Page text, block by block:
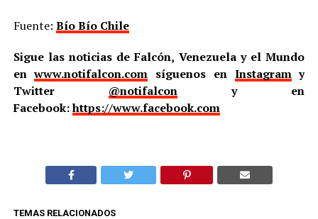
Fuente: Bío Bío Chile
Sigue las noticias de Falcón, Venezuela y el Mundo
enwww.notifalcon.com síguenos en Instagramy
Twitter @notifalcony en
Facebook:https://www.facebook.com
TEMAS RELACIONADOS